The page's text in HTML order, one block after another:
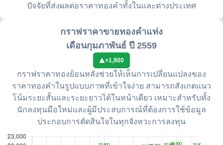
ปัจจัยที่ส่งผลต่อราคาทองคำทั้งในและต่างประเทศ
กราฟราคาขายทองคำแท่ง
เดือนกุมภาพันธ์ ปี 2559
+1,900
กราฟราคาทองย้อนหลังช่วยให้เห็นการเปลี่ยนแปลงของ
ราคาทองคำในรูปแบบภาพที่เข้าใจง่าย สามารถสังเกตแนว
โน้มระยะสั้นและระยะยาวได้ในหน้าเดียว เหมาะสำหรับทั้ง
นักลงทุนมือใหม่และผู้มีประสบการณ์ที่ต้องการใช้ข้อมูล
ประกอบการตัดสินใจในทุกจังหวะการลงทุน